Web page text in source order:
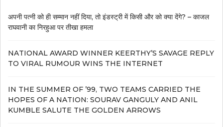
अपनी पत्नी को ही सम्मान नहीं दिया, तो इंडस्ट्री में किसी और को क्या देंगे? – काजल
राघवानी का निरहुआ पर तीखा हमला
NATIONAL AWARD WINNER KEERTHY’S SAVAGE REPLY
TO VIRAL RUMOUR WINS THE INTERNET
IN THE SUMMER OF ’99, TWO TEAMS CARRIED THE
HOPES OF A NATION: SOURAV GANGULY AND ANIL
KUMBLE SALUTE THE GOLDEN ARROWS